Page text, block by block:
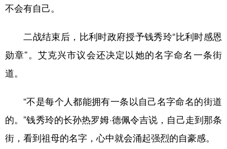
不会有自己。
二战结束后，比利时政府授予钱秀玲“比利时感恩
勋章”。艾克兴市议会还决定以她的名字命名一条街
道。
“不是每个人都能拥有一条以自己名字命名的街道
的。”钱秀玲的长孙热罗姆·德佩令吉说，自己走到那条
街，看到祖母的名字，心中就会涌起强烈的自豪感。